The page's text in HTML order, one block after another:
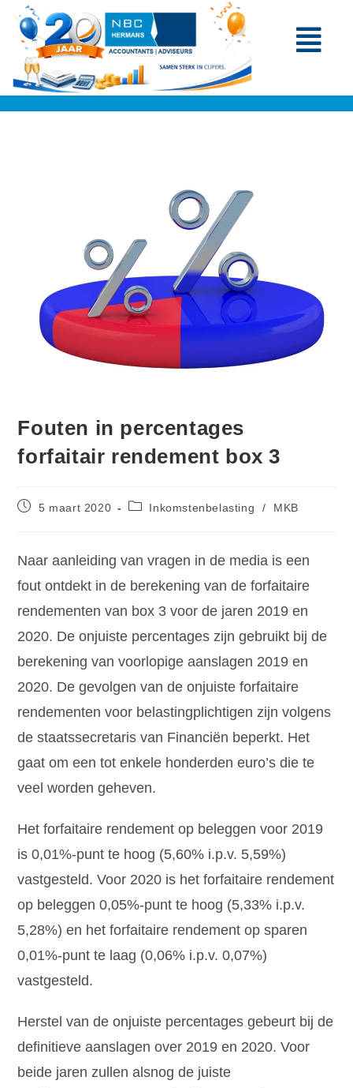
Fouten in percentages
forfaitair rendement box 3
5 maart 2020 Inkomstenbelasting / MKB
Naar aanleiding van vragen in de media is een
fout ontdekt in de berekening van de forfaitaire
rendementen van box 3 voor de jaren 2019 en
2020. De onjuiste percentages zijn gebruikt bij de
berekening van voorlopige aanslagen 2019 en
2020. De gevolgen van de onjuiste forfaitaire
rendementen voor belastingplichtigen zijn volgens
de staatssecretaris van Financiën beperkt. Het
gaat om een tot enkele honderden euro’s die te
veel worden geheven.
Het forfaitaire rendement op beleggen voor 2019
is 0,01%-punt te hoog (5,60% i.p.v. 5,59%)
vastgesteld. Voor 2020 is het forfaitaire rendement
op beleggen 0,05%-punt te hoog (5,33% i.p.v.
5,28%) en het forfaitaire rendement op sparen
0,01%-punt te laag (0,06% i.p.v. 0,07%)
vastgesteld.
Herstel van de onjuiste percentages gebeurt bij de
definitieve aanslagen over 2019 en 2020. Voor
beide jaren zullen alsnog de juiste